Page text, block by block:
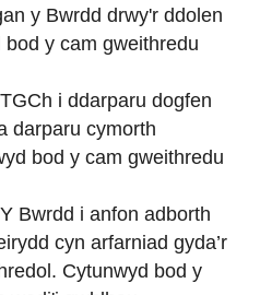
y Bwrdd drwy'r ddolen
bod y cam gweithredu
i ddarparu dogfen
darparu cymorth
bod y cam gweithredu
Bwrdd i anfon adborth
cyn arfarniad gyda’r
Cytunwyd bod y